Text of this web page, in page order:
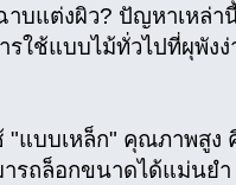
บแต่งผิว? ปัญหาเหล่า
รใช้แบบไม้ทั่วไปที่ผุพัง
"แบบเหล็ก" คุณภาพสูง
ารถล็อกขนาดได้แม่นย